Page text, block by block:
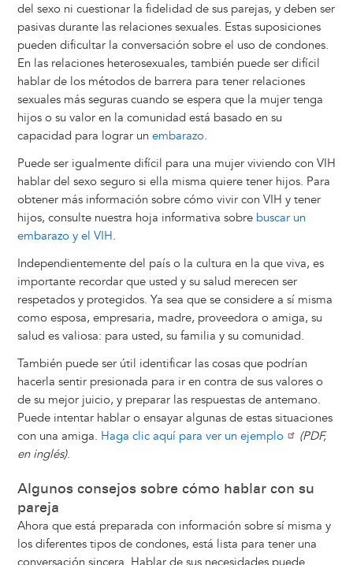
del sexo ni cuestionar la fidelidad de sus parejas, y deben ser
pasivas durante las relaciones sexuales. Estas suposiciones
pueden dificultar la conversación sobre el uso de condones.
En las relaciones heterosexuales, también puede ser difícil
hablar de los métodos de barrera para tener relaciones
sexuales más seguras cuando se espera que la mujer tenga
hijos o su valor en la comunidad está basado en su
capacidad para lograr un embarazo.
Puede ser igualmente difícil para una mujer viviendo con VIH
hablar del sexo seguro si ella misma quiere tener hijos. Para
obtener más información sobre cómo vivir con VIH y tener
hijos, consulte nuestra hoja informativa sobre buscar un
embarazo y el VIH.
Independientemente del país o la cultura en la que viva, es
importante recordar que usted y su salud merecen ser
respetados y protegidos. Ya sea que se considere a sí misma
como esposa, empresaria, madre, proveedora o amiga, su
salud es valiosa: para usted, su familia y su comunidad.
También puede ser útil identificar las cosas que podrían
hacerla sentir presionada para ir en contra de sus valores o
de su mejor juicio, y preparar las respuestas de antemano.
Puede intentar hablar o ensayar algunas de estas situaciones
con una amiga. Haga clic aquí para ver un ejemplo
(PDF,
en inglés).
Algunos consejos sobre cómo hablar con su
pareja
Ahora que está preparada con información sobre sí misma y
los diferentes tipos de condones, está lista para tener una
conversación sincera. Hablar de sus necesidades puede